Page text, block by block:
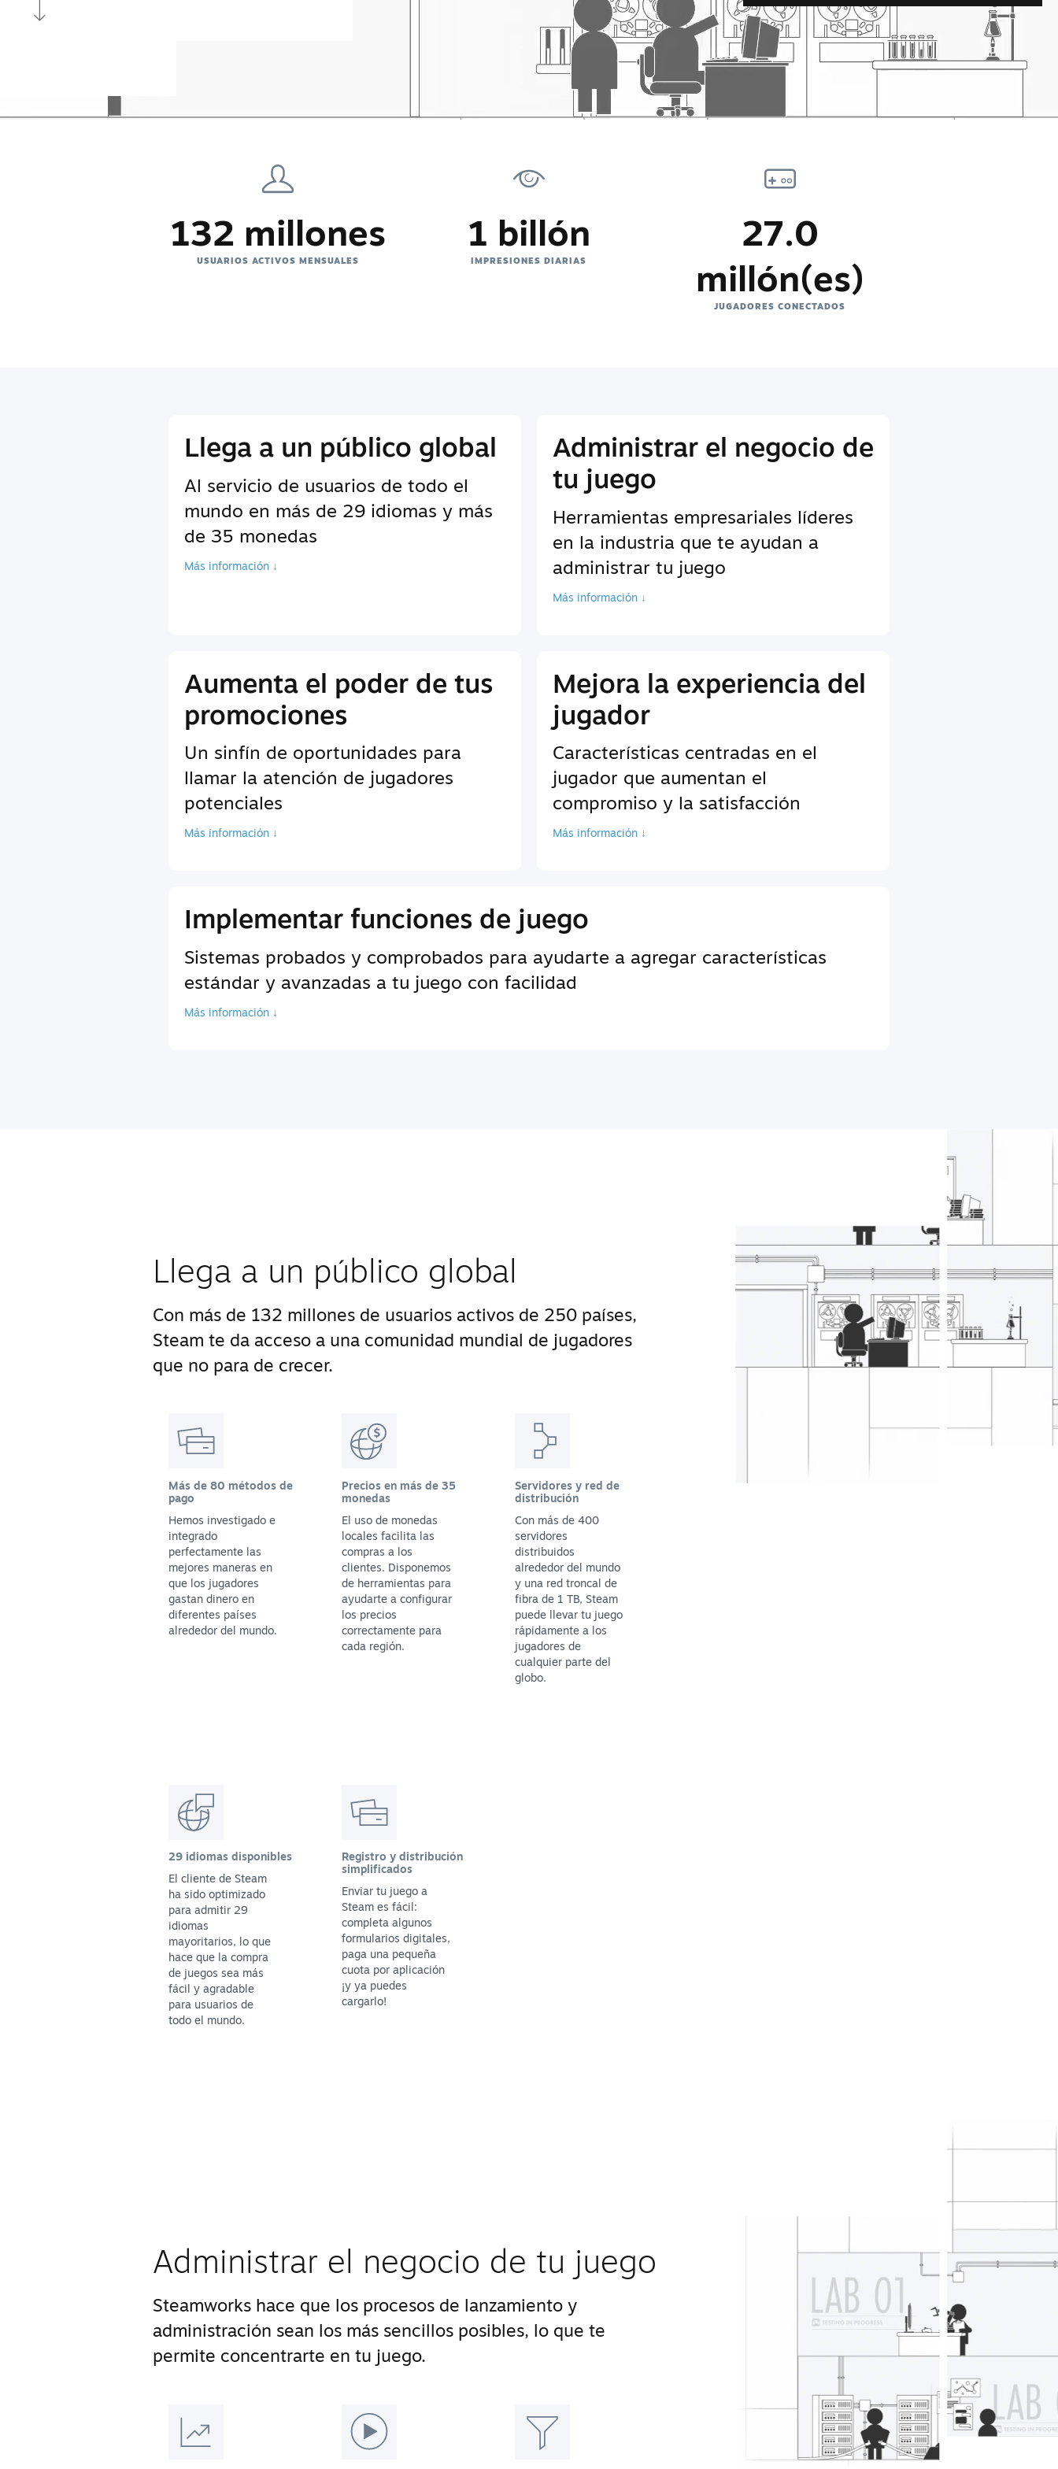
132 millones
USUARIOS ACTIVOS MENSUALES
1 billón
IMPRESIONES DIARIAS
27.0
millón(es)
JUGADORES CONECTADOS
Llega a un público global
Al servicio de usuarios de todo el
mundo en más de 29 idiomas y más
de 35 monedas
Más información ↓
Administrar el negocio de
tu juego
Herramientas empresariales líderes
en la industria que te ayudan a
administrar tu juego
Más información ↓
Aumenta el poder de tus
promociones
Un sinfín de oportunidades para
llamar la atención de jugadores
potenciales
Más información ↓
Mejora la experiencia del
jugador
Características centradas en el
jugador que aumentan el
compromiso y la satisfacción
Más información ↓
Implementar funciones de juego
Sistemas probados y comprobados para ayudarte a agregar características
estándar y avanzadas a tu juego con facilidad
Más información ↓
Llega a un público global
Con más de 132 millones de usuarios activos de 250 países,
Steam te da acceso a una comunidad mundial de jugadores
que no para de crecer.
Más de 80 métodos de
pago
Hemos investigado e
integrado
perfectamente las
mejores maneras en
que los jugadores
gastan dinero en
diferentes países
alrededor del mundo.
Precios en más de 35
monedas
El uso de monedas
locales facilita las
compras a los
clientes. Disponemos
de herramientas para
ayudarte a configurar
los precios
correctamente para
cada región.
Servidores y red de
distribución
Con más de 400
servidores
distribuidos
alrededor del mundo
y una red troncal de
fibra de 1 TB, Steam
puede llevar tu juego
rápidamente a los
jugadores de
cualquier parte del
globo.
29 idiomas disponibles
El cliente de Steam
ha sido optimizado
para admitir 29
idiomas
mayoritarios, lo que
hace que la compra
de juegos sea más
fácil y agradable
para usuarios de
todo el mundo.
Registro y distribución
simplificados
Enviar tu juego a
Steam es fácil:
completa algunos
formularios digitales,
paga una pequeña
cuota por aplicación
¡y ya puedes
cargarlo!
Administrar el negocio de tu juego
Steamworks hace que los procesos de lanzamiento y
administración sean los más sencillos posibles, lo que te
permite concentrarte en tu juego.